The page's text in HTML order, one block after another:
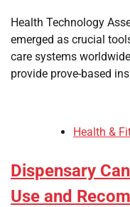
Health Technology
emerged as crucial
care systems
provide prove-based
Health &
Dispensary
Use and